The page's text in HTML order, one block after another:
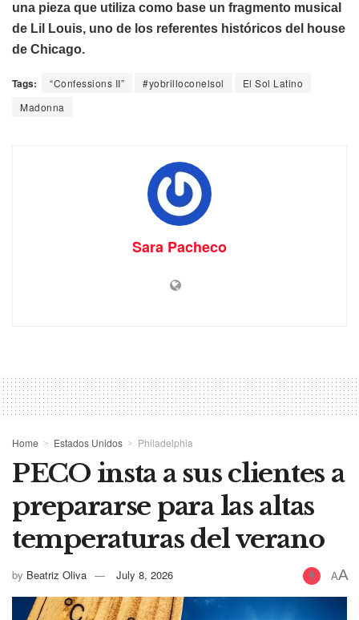
una pieza que utiliza como base un fragmento musical
de Lil Louis, uno de los referentes históricos del house
de Chicago.
Tags: “Confessions II” #yobrilloconelsol
El Sol Latino
Madonna
Sara Pacheco
Home Estados Unidos Philadelphia
PECO insta a sus clientes a
prepararse para las altas
temperaturas del verano
by Beatriz Oliva July 8, 2026 AA